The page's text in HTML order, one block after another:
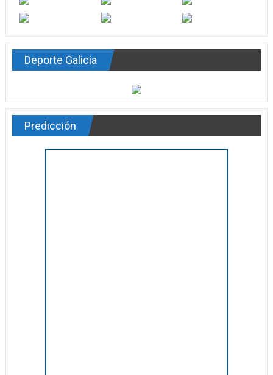
Deporte Galicia
Predicción